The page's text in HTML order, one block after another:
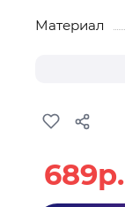
Материал
689р.